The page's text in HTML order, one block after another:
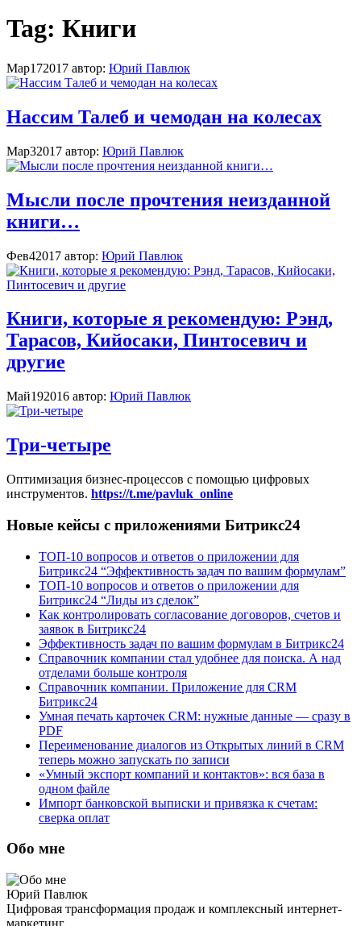
Tag: Книги
Мар172017 автор: Юрий Павлюк
Нассим Талеб и чемодан на колесах
Мар32017 автор: Юрий Павлюк
Мысли после прочтения неизданной
книги…
Фев42017 автор: Юрий Павлюк
Книги, которые я рекомендую: Рэнд,
Тарасов, Кийосаки, Пинтосевич и
другие
Май192016 автор: Юрий Павлюк
Три-четыре
Оптимизация бизнес-процессов с помощью цифровых
инструментов. https://t.me/pavluk_online
Новые кейсы с приложениями Битрикс24
ТОП-10 вопросов и ответов о приложении для
Битрикс24 “Эффективность задач по вашим формулам”
ТОП-10 вопросов и ответов о приложении для
Битрикс24 “Лиды из сделок”
Как контролировать согласование договоров, счетов и
заявок в Битрикс24
Эффективность задач по вашим формулам в Битрикс24
Справочник компании стал удобнее для поиска. А над
отделами больше контроля
Справочник компании. Приложение для CRM
Битрикс24
Умная печать карточек CRM: нужные данные — сразу в
PDF
Переименование диалогов из Открытых линий в CRM
теперь можно запускать по записи
«Умный экспорт компаний и контактов»: вся база в
одном файле
Импорт банковской выписки и привязка к счетам:
сверка оплат
Обо мне
Юрий Павлюк
Цифровая трансформация продаж и комплексный интернет-
маркетинг